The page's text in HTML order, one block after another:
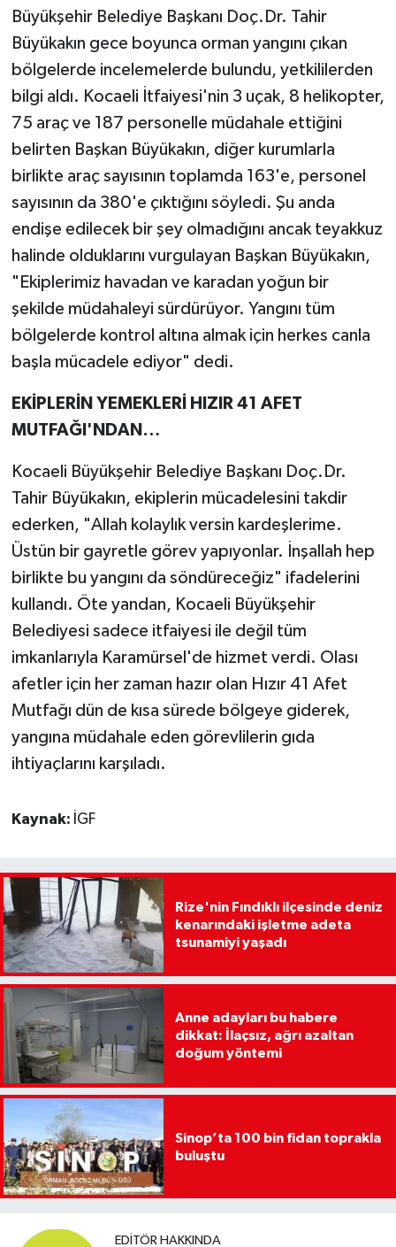
Büyükşehir Belediye Başkanı Doç.Dr. Tahir
Büyükakın gece boyunca orman yangını çıkan
bölgelerde incelemelerde bulundu, yetkililerden
bilgi aldı. Kocaeli İtfaiyesi'nin 3 uçak, 8 helikopter,
75 araç ve 187 personelle müdahale ettiğini
belirten Başkan Büyükakın, diğer kurumlarla
birlikte araç sayısının toplamda 163'e, personel
sayısının da 380'e çıktığını söyledi. Şu anda
endişe edilecek bir şey olmadığını ancak teyakkuz
halinde olduklarını vurgulayan Başkan Büyükakın,
"Ekiplerimiz havadan ve karadan yoğun bir
şekilde müdahaleyi sürdürüyor. Yangını tüm
bölgelerde kontrol altına almak için herkes canla
başla mücadele ediyor" dedi.
EKİPLERİN YEMEKLERİ HIZIR 41 AFET
MUTFAĞI'NDAN…
Kocaeli Büyükşehir Belediye Başkanı Doç.Dr.
Tahir Büyükakın, ekiplerin mücadelesini takdir
ederken, "Allah kolaylık versin kardeşlerime.
Üstün bir gayretle görev yapıyonlar. İnşallah hep
birlikte bu yangını da söndüreceğiz" ifadelerini
kullandı. Öte yandan, Kocaeli Büyükşehir
Belediyesi sadece itfaiyesi ile değil tüm
imkanlarıyla Karamürsel'de hizmet verdi. Olası
afetler için her zaman hazır olan Hızır 41 Afet
Mutfağı dün de kısa sürede bölgeye giderek,
yangına müdahale eden görevlilerin gıda
ihtiyaçlarını karşıladı.
Kaynak: İGF
Rize'nin Fındıklı ilçesinde deniz
kenarındaki işletme adeta
tsunamiyi yaşadı
Anne adayları bu habere
dikkat: İlaçsız, ağrı azaltan
doğum yöntemi
Sinop’ta 100 bin fidan toprakla
buluştu
EDITÖR HAKKINDA